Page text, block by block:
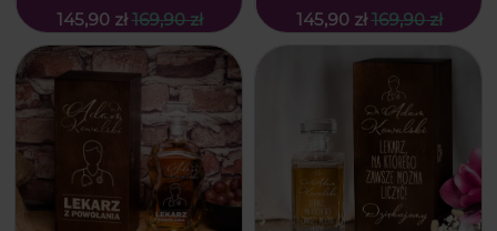
145,90 zł 169,90 zł 145,90 zł 169,90 zł